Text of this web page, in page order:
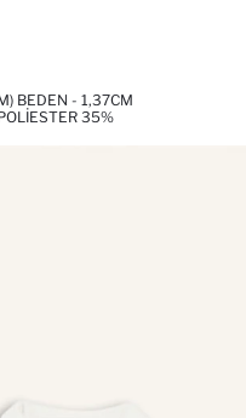
BEDEN - 1,37CM
35%